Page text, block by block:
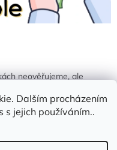
Dalším procházením
jejich používáním..
neověřujeme, ale